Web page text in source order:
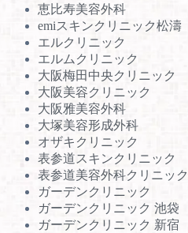
恵比寿美容外科
emiスキンクリニック松濤
エルクリニック
エルムクリニック
大阪梅田中央クリニック
大阪美容クリニック
大阪雅美容外科
大塚美容形成外科
オザキクリニック
表参道スキンクリニック
表参道美容外科クリニック
ガーデンクリニック
ガーデンクリニック 池袋
ガーデンクリニック 新宿